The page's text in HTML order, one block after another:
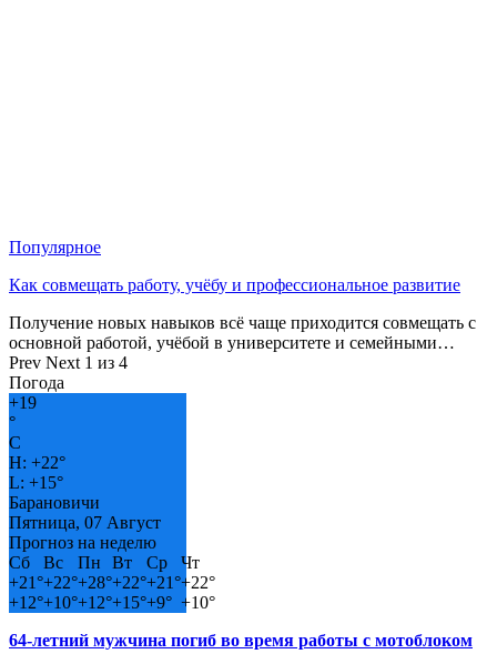
Популярное
Как совмещать работу, учёбу и профессиональное развитие
Получение новых навыков всё чаще приходится совмещать с
основной работой, учёбой в университете и семейными…
Prev Next 1 из 4
Погода
+19
°
C
H: +22°
L: +15°
Барановичи
Пятница, 07 Август
Прогноз на неделю
Сб
Вс Пн Вт Ср
Чт
+21°+22°+28°+22°+21°+22°
+12°+10°+12°+15°+9° +10°
64-летний мужчина погиб во время работы с мотоблоком